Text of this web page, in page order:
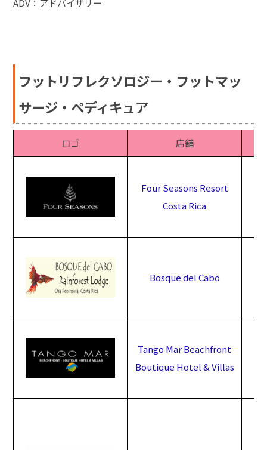
フットリフレクソロジー・フットマッ
サージ・ペディキュア
ロゴ 店舗
Four Seasons Resort
Costa Rica
Bosque del Cabo
Tango Mar Beachfront
Boutique Hotel & Villas